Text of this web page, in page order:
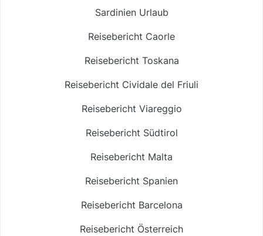
Sardinien Urlaub
Reisebericht Caorle
Reisebericht Toskana
Reisebericht Cividale del Friuli
Reisebericht Viareggio
Reisebericht Südtirol
Reisebericht Malta
Reisebericht Spanien
Reisebericht Barcelona
Reisebericht Österreich